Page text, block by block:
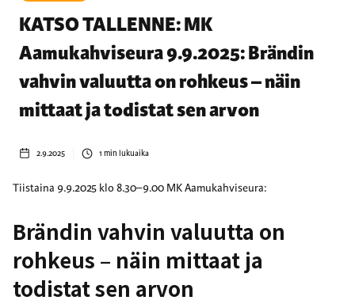
KATSO TALLENNE: MK
Aamukahviseura 9.9.2025: Brändin
vahvin valuutta on rohkeus – näin
mittaat ja todistat sen arvon
2.9.2025 1 min lukuaika
Tiistaina 9.9.2025 klo 8.30–9.00 MK Aamukahviseura:
Brändin vahvin valuutta on
rohkeus – näin mittaat ja
todistat sen arvon